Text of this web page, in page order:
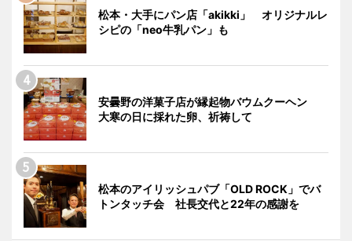
松本・大手にパン店「akikki」 オリジナルレ
シピの「neo牛乳パン」も
安曇野の洋菓子店が縁起物バウムクーヘン
大寒の日に採れた卵、祈祷して
松本のアイリッシュパブ「OLD ROCK」でバ
トンタッチ会 社長交代と22年の感謝を